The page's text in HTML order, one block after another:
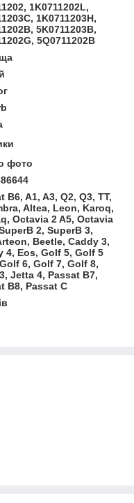
1K0711202L,
1K0711203H,
5K0711203B,
5Q0711202B
фото
B6, A1, A3, Q2, Q3, TT,
Altea, Leon, Karoq,
Octavia 2 A5, Octavia
2, SuperB 3,
Beetle, Caddy 3,
4, Eos, Golf 5, Golf 5
6, Golf 7, Golf 8,
Jetta 4, Passat B7,
B8, Passat C